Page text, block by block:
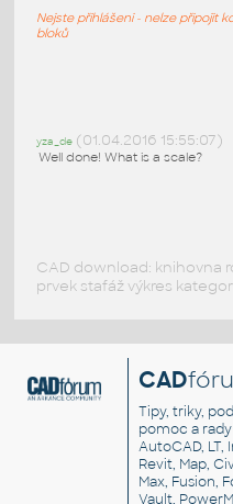
Nakladač
DWG
Nejste přihlášeni - nelze připojit
bloků
yza_de (01.04.2016 15:55:07)
Well done! What is a scale?
CAD download: knihovna
prvek stafáž výkres
CAD
Tipy, triky,
pomoc a
AutoCAD, LT,
Revit, Map,
Max, Fusion,
Vault,